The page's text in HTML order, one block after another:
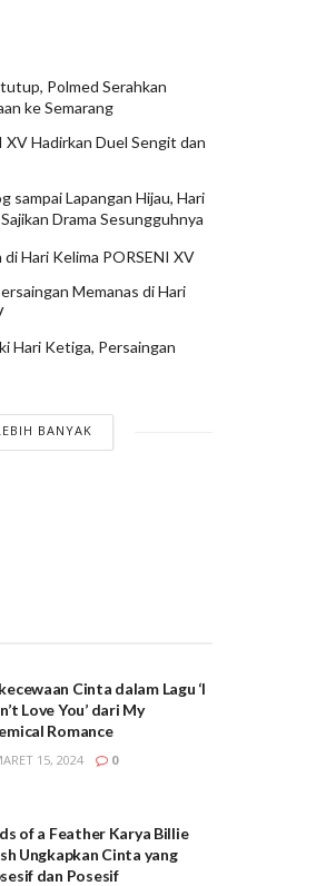
Polmed Serahkan
ke Semarang
Hadirkan Duel Sengit dan
sampai Lapangan Hijau, Hari
Drama Sesungguhnya
di Hari Kelima PORSENI XV
Memanas di Hari
Hari Ketiga, Persaingan
BANYAK
Cinta dalam Lagu ‘I
Love You’ dari My
Romance
15, 2024 0
of a Feather Karya Billie
Ungkapkan Cinta yang
dan Posesif